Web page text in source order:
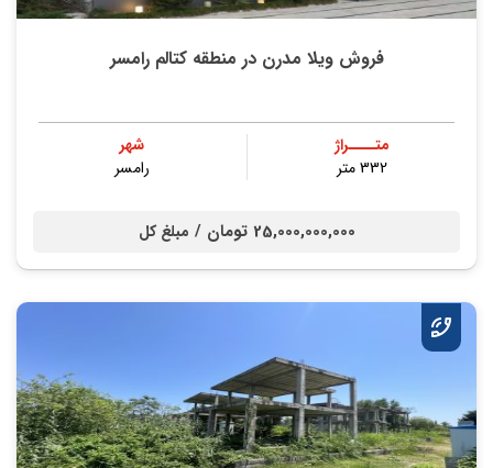
فروش ویلا مدرن در منطقه کتالم رامسر
متــــراژ
332 متر
شهر
رامسر
25,000,000,000 تومان / مبلغ کل